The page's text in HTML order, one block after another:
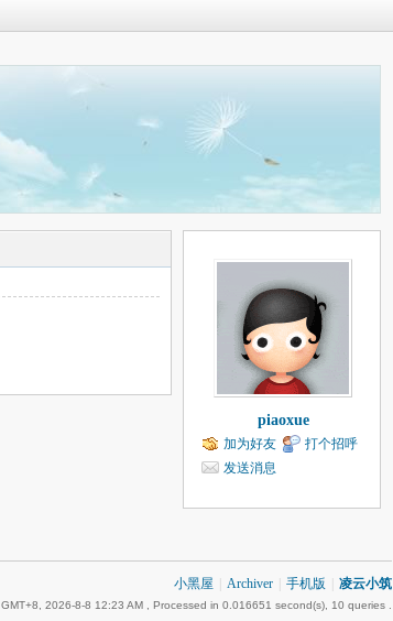
piaoxue
加为好友
打个招呼
发送消息
小黑屋 Archiver 手机版 凌云小筑
GMT+8, 2026-8-8 12:23 AM , Processed in 0.016651 second(s), 10 queries .